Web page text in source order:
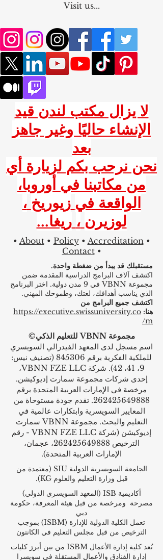
Visit us...
لا يزال مكتب لندن قيد
الإنشاء حاليًا وغير جاهز
بعد
نحن نرحب بكم لزيارة أي
من مكاتبنا في أوروبا،
الواقعة في زيوريخ ،
لوزيرن ، ريغا...
• About• Policy• Accreditation•
Contact•
مستقبلك قد يبدأ من ضغطة واحدة.
اكتشف آلاف البرامج الدراسية المقدمة ضمن
مجموعة VBNN في 9 مدن دولية. اختر البرنامج
الذي يناسب أهدافك، لغتك، وطموحك المهني.
اكتشف جميع البرامج من
هنا: https://executive.swissuniversity.co
m/
مجموعة VBNN للتعليم الذكي©
اسم مسجل لدى المعهد الفيدرالي السويسري
للملكية الفكرية برقم 845306 (تصنيف نيس:
9، 41، 42). شركة VBNN FZE LLC،
إحدى شركات مجموعة سمارت إديوكيشن.
مرخصة في الإمارات العربية المتحدة برقم
262425649888. تقدم جودة مستوحاة من
المعايير السويسرية وابتكارات عالمية في
التعليم والبحث. مجموعة VBNN سمارت
إديوكيشن (شركة VBNN FZE LLC - رقم
الترخيص262425649888، عجمان،
الإمارات العربية المتحدة).
الجامعة السويسرية الدوليةSIU
(معتمدة من
قبل وزارة التعليم والعلوم KG).
أكاديمية ISB (المعهد السويسري الدولي)
مصرحة ومرخصة من قبل هيئة المعرفة، حكومة
دبي
تعمل الكلية الدولية للإدارة (ISBM) بموجب
الترخيص من قبل مجلس التعليم في الكانتون
تُعد كلية إدارة الأعمال ISBM من بين أبرز كليات
إدارة الفنادق والأعمال المستقلة في سويسرا